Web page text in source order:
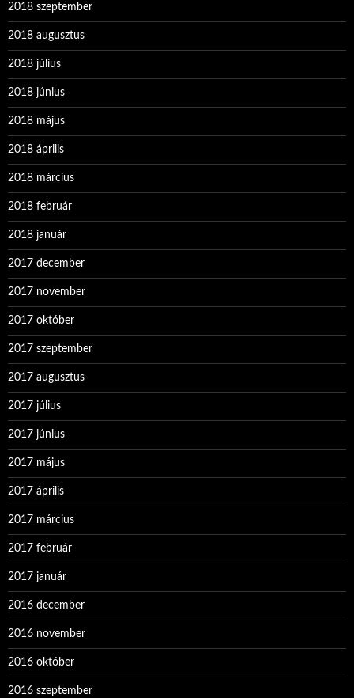
2018 szeptember
2018 augusztus
2018 július
2018 június
2018 május
2018 április
2018 március
2018 február
2018 január
2017 december
2017 november
2017 október
2017 szeptember
2017 augusztus
2017 július
2017 június
2017 május
2017 április
2017 március
2017 február
2017 január
2016 december
2016 november
2016 október
2016 szeptember